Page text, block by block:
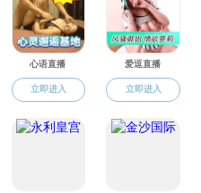
邓心强